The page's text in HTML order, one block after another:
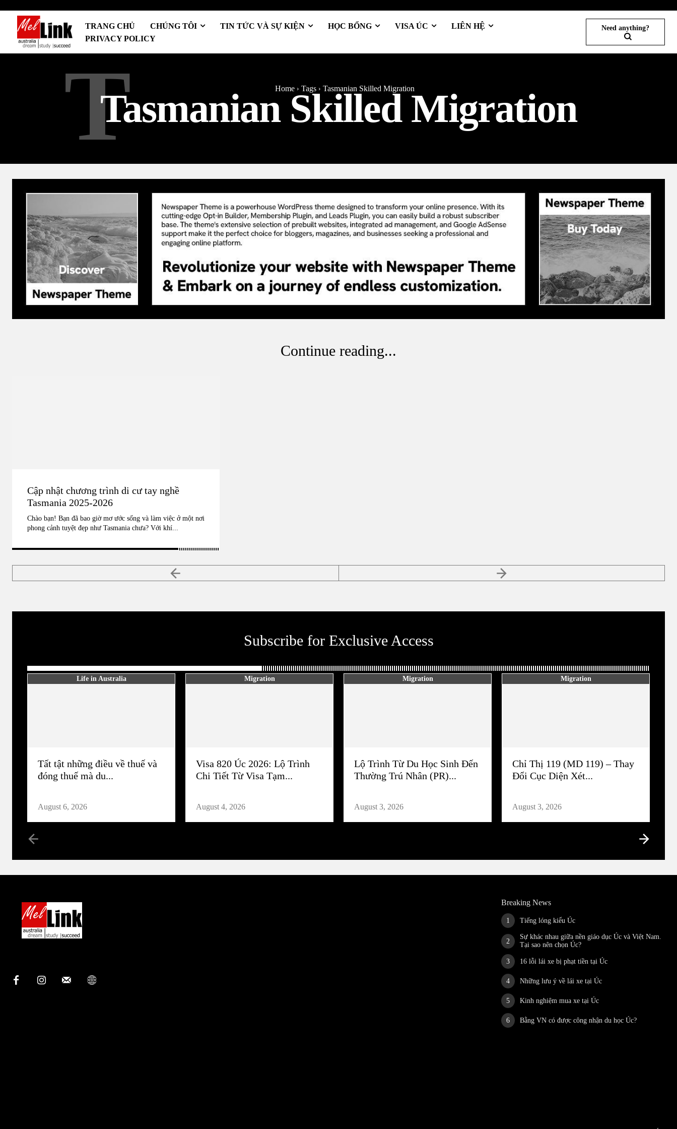
TRANG CHỦ CHÚNG TÔI TIN TỨC VÀ SỰ KIỆN HỌC BỔNG VISA ÚC
LIÊN HỆ
PRIVACY POLICY
Need anything?
Home Tags Tasmanian Skilled Migration
Tasmanian Skilled Migration
T
Continue reading...
Cập nhật chương trình di cư tay nghề
Tasmania 2025-2026
Chào bạn! Bạn đã bao giờ mơ ước sống và làm việc ở một nơi
phong cảnh tuyệt đẹp như Tasmania chưa? Với khí...
Subscribe for Exclusive Access
Life in Australia
Tất tật những điều về thuế và
đóng thuế mà du...
August 6, 2026
Migration
Visa 820 Úc 2026: Lộ Trình
Chi Tiết Từ Visa Tạm...
August 4, 2026
Migration
Lộ Trình Từ Du Học Sinh Đến
Thường Trú Nhân (PR)...
August 3, 2026
Migration
Chỉ Thị 119 (MD 119) – Thay
Đổi Cục Diện Xét...
August 3, 2026
Breaking News
Tiếng lóng kiểu Úc
Sự khác nhau giữa nền giáo dục Úc và Việt Nam.
Tại sao nên chọn Úc?
16 lỗi lái xe bị phạt tiền tại Úc
Những lưu ý về lái xe tại Úc
Kinh nghiệm mua xe tại Úc
Bằng VN có được công nhận du học Úc?